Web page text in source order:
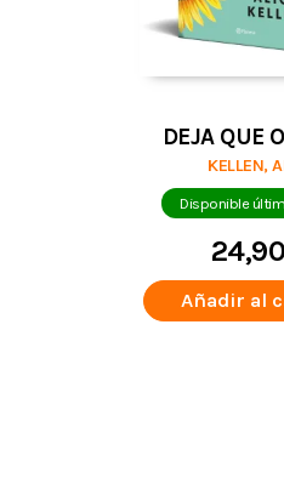
DEJA QUE
KELLEN,
Disponible
Añadir al